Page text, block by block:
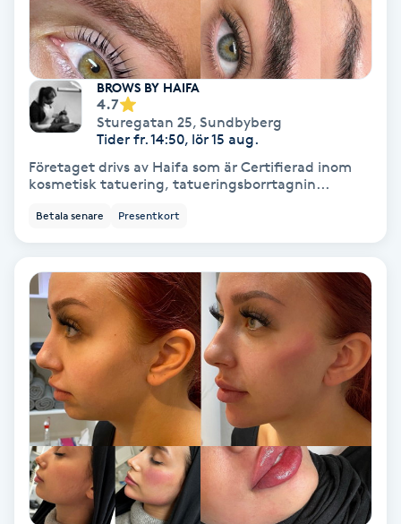
Skägg
Skäggfärgning
Skäggklippning
Skäggtrimmning
Slingor
Sockring
Spa
Spa manikyr & pedikyr
Spa-manikyr
BROWS BY HAIFA
4.7
Sturegatan 25, Sundbyberg
Tider fr. 14:50, lör 15 aug.
Företaget drivs av Haifa som är Certifierad inom
kosmetisk tatuering, tatueringsborrtagnin...
Betala senare Presentkort